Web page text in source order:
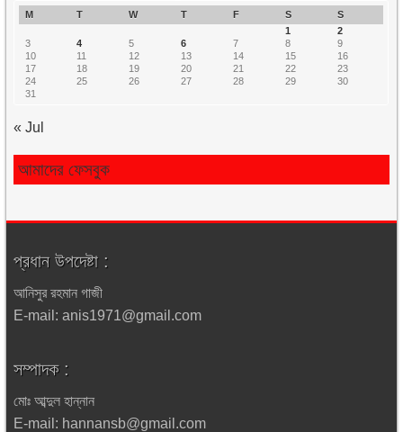
M T W T F S
S
1
2
3
4 5 6 7 8
9
10
11 12 13 14 15
16
17
18 19 20 21 22
23
24
25 26 27 28 29
30
31
« Jul
আমাদের ফেসবুক
প্রধান উপদেষ্টা :
আনিসুর রহমান গাজী
E-mail: anis1971@gmail.com
সম্পাদক :
মোঃ আব্দুল হান্নান
E-mail: hannansb@gmail.com